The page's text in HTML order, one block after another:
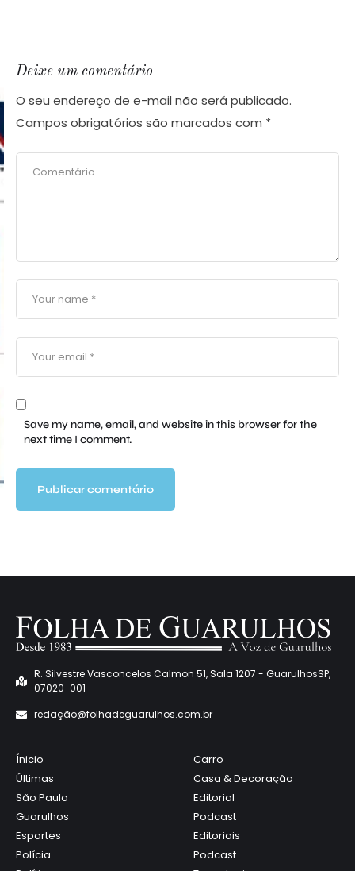
Deixe um comentário
O seu endereço de e-mail não será publicado.
Campos obrigatórios são marcados com *
Save my name, email, and website in this browser for the
next time I comment.
R. Silvestre Vasconcelos Calmon 51, Sala 1207 - GuarulhosSP,
07020-001
redação@folhadeguarulhos.com.br
Ínicio
Últimas
São Paulo
Guarulhos
Esportes
Polícia
Carro
Casa & Decoração
Editorial
Podcast
Editoriais
Podcast